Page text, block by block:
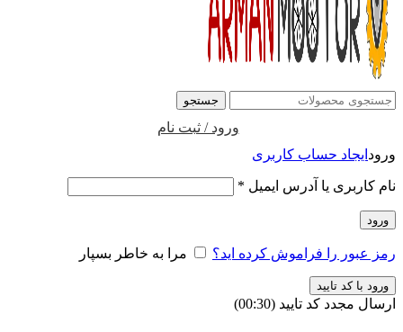
جستجو
ورود / ثبت نام
ورود ایجاد حساب کاربری
نام کاربری یا آدرس ایمیل *
ورود
رمز عبور را فراموش کرده اید؟ مرا به خاطر بسپار
ورود با کد تایید
ارسال مجدد کد تایید (00:
30
)